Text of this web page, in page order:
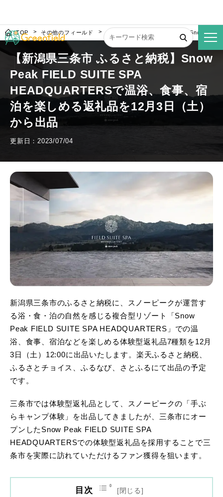
TOP その他のフィールド 【新潟県三条市 ふるさと納税】Snow
【新潟県三条市 ふるさと納税】Snow
Peak FIELD SUITE SPA
HEADQUARTERSで温浴、食事、宿
泊を楽しめる返礼品を12月3日（土）
から出品
更新日：2023/07/04
新潟県三条市のふるさと納税に、スノーピークが運営す
る浴・食・泊の自然を感じる複合型リゾート「Snow
Peak FIELD SUITE SPA HEADQUARTERS」での温
浴、食事、宿泊などを楽しめる体験型返礼品7種類を12月
3日（土）12:00に出品いたします。楽天ふるさと納税、
ふるさとチョイス、ふるなび、さとふるにて出品の予定
です。
三条市では体験型返礼品として、スノーピークの「手ぶ
らキャンプ体験」を出品してきましたが、三条市にオー
プンしたSnow Peak FIELD SUITE SPA
HEADQUARTERSでの体験型返礼品を採用することで三
条市を実際に訪れていただけるファン獲得を狙います。
目次